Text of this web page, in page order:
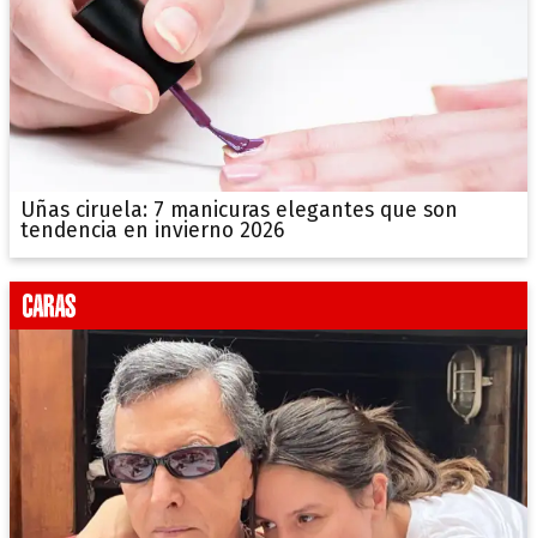
Uñas ciruela: 7 manicuras elegantes que son
tendencia en invierno 2026